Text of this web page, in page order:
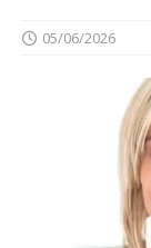
05/06/2026